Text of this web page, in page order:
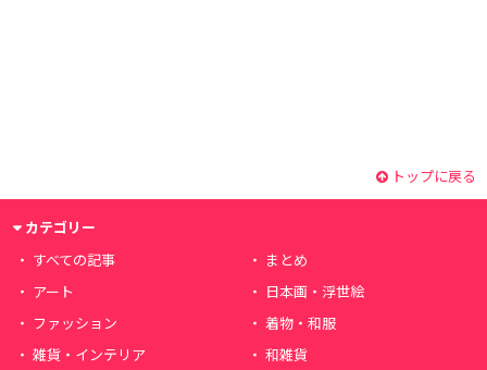
トップに戻る
カテゴリー
すべての記事
まとめ
アート
日本画・浮世絵
ファッション
着物・和服
雑貨・インテリア
和雑貨